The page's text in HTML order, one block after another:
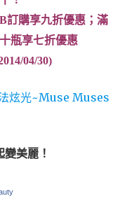
訂購享九折優惠；滿
瓶享七折優惠
04/30)
美麗！